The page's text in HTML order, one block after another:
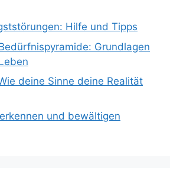
Hilfe und Tipps
Grundlagen
deine Sinne deine Realität
und bewältigen